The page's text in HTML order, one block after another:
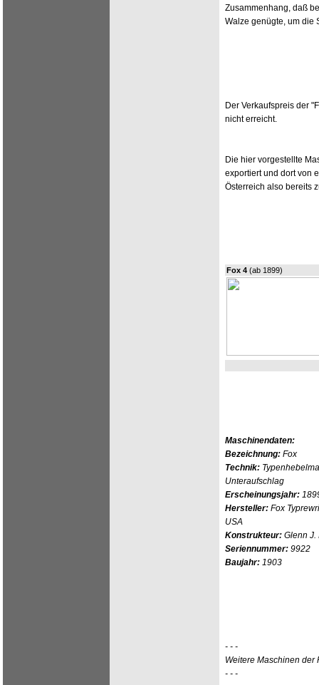
Zusammenhang, daß
Walze genügte, um die
Der Verkaufspreis der
nicht erreicht.
Die hier vorgestellte
exportiert und dort von
Österreich also bereits
Fox 4 (ab 1899)
Maschinendaten:
Bezeichnung: Fox
Technik:
Unteraufschlag
Erscheinungsjahr:
Hersteller: Fox
USA
Konstrukteur: Glenn J.
Seriennummer: 9922
Baujahr: 1903
- - -
Weitere Maschinen der
- - -